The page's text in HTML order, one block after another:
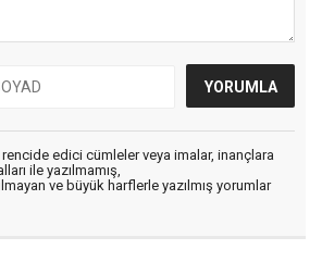
edici cümleler veya imalar, inançlara
ile yazılmamış,
ve büyük harflerle yazılmış yorumlar